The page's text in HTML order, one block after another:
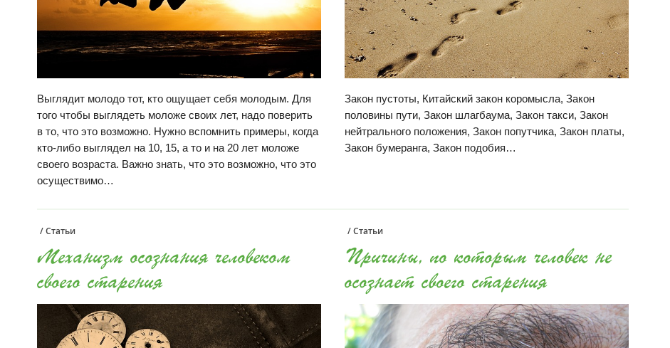
Выглядит молодо тот, кто ощущает себя молодым. Для
того чтобы выглядеть моложе своих лет, надо поверить
в то, что это возможно. Нужно вспомнить примеры, когда
кто-либо выглядел на 10, 15, а то и на 20 лет моложе
своего возраста. Важно знать, что это возможно, что это
осуществимо…
Закон пустоты, Китайский закон коромысла, Закон
половины пути, Закон шлагбаума, Закон такси, Закон
нейтрального положения, Закон попутчика, Закон платы,
Закон бумеранга, Закон подобия…
/ Статьи
Механизм осознания человеком
своего старения
/ Статьи
Причины, по которым человек не
осознает своего старения